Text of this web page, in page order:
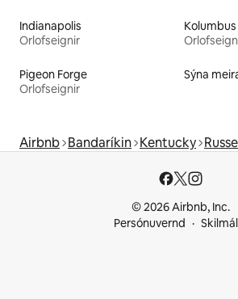
Indianapolis
Orlofseignir
Kolumbus
Pigeon Forge
Orlofseignir
Sýna
Airbnb Bandaríkin Kentucky
© 2026 Airbnb, Inc.
Persónuvernd